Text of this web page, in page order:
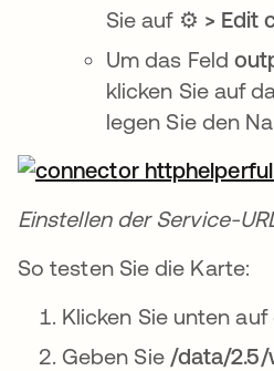
Sie auf ⚙️ > Edit
Um das Feld
klicken Sie auf
legen Sie den
Einstellen der Service-
So testen Sie die Karte:
Klicken Sie unten
Geben Sie /data/2.5/